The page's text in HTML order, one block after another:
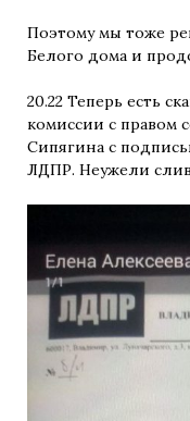
Поэтому мы тоже
Белого дома и
20.22 Теперь есть
комиссии с правом
Сипягина с
ЛДПР. Неужели